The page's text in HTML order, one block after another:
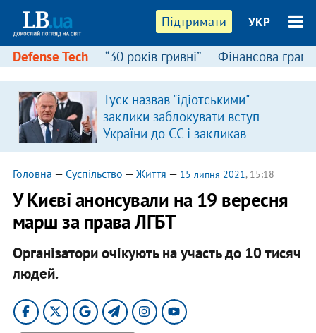
Підтримати УКР
Defense Tech “30 років гривні” Фінансова
Туск назвав "ідіотськими"
заклики заблокувати вступ
України до ЄС і закликав
припинити антиукраїнську
риторику
Головна — Суспільство — Життя — 15 липня 2021, 15:18
У Києві анонсували на 19 вересня
марш за права ЛГБТ
Організатори очікують на участь до 10 тисяч
людей.